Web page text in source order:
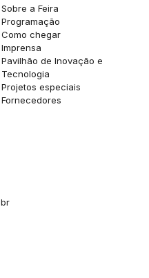
Sobre a Feira
Programação
Como chegar
Imprensa
Pavilhão de Inovação e
Tecnologia
Projetos especiais
Fornecedores